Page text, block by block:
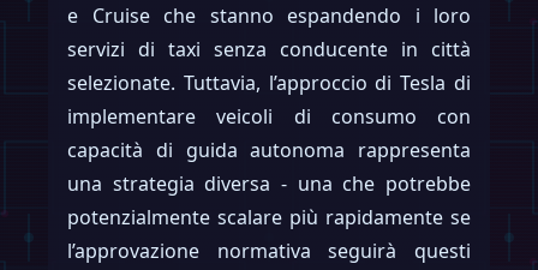
e Cruise che stanno espandendo i loro
servizi di taxi senza conducente in città
selezionate. Tuttavia, l’approccio di Tesla di
implementare veicoli di consumo con
capacità di guida autonoma rappresenta
una strategia diversa - una che potrebbe
potenzialmente scalare più rapidamente se
l’approvazione normativa seguirà questi